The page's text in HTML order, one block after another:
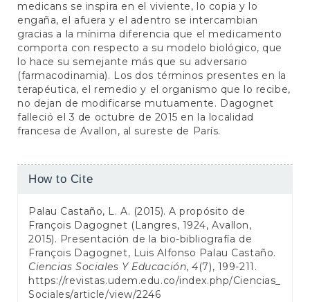
medicans se inspira en el viviente, lo copia y lo
engaña, el afuera y el adentro se intercambian
gracias a la mínima diferencia que el medicamento
comporta con respecto a su modelo biológico, que
lo hace su semejante más que su adversario
(farmacodinamia). Los dos términos presentes en la
terapéutica, el remedio y el organismo que lo recibe,
no dejan de modificarse mutuamente. Dagognet
falleció el 3 de octubre de 2015 en la localidad
francesa de Avallon, al sureste de París.
Article
How to Cite
Palau Castaño, L. A. (2015). A propósito de
François Dagognet (Langres, 1924, Avallon,
2015). Presentación de la bio-bibliografía de
François Dagognet, Luis Alfonso Palau Castaño.
Ciencias Sociales Y Educación,4(7), 199-211.
https://revistas.udem.edu.co/index.php/Ciencias_
Sociales/article/view/2246